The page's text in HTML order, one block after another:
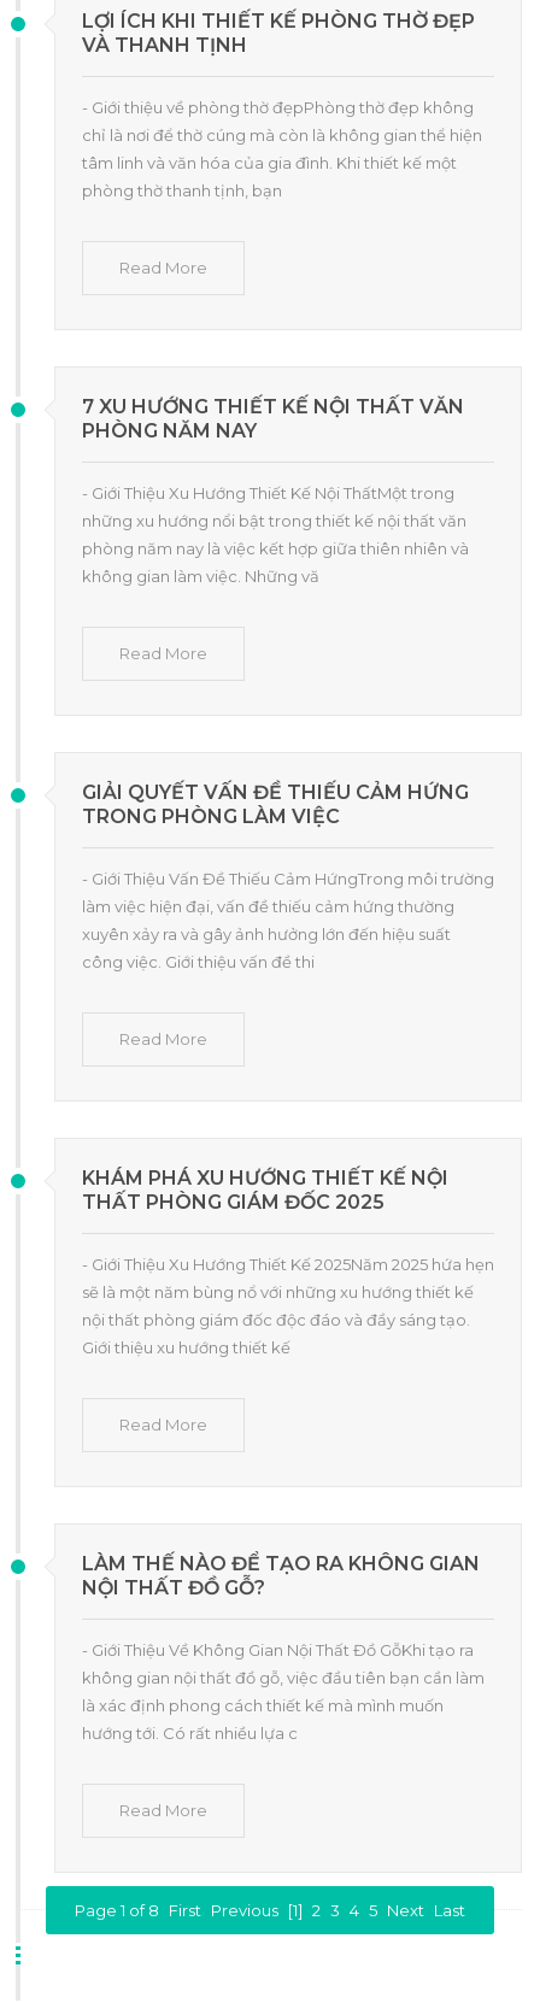
LỢI ÍCH KHI THIẾT KẾ PHÒNG THỜ ĐẸP
VÀ THANH TỊNH
- Giới thiệu về phòng thờ đẹpPhòng thờ đẹp không
chỉ là nơi để thờ cúng mà còn là không gian thể hiện
tâm linh và văn hóa của gia đình. Khi thiết kế một
phòng thờ thanh tịnh, bạn
Read More
7 XU HƯỚNG THIẾT KẾ NỘI THẤT VĂN
PHÒNG NĂM NAY
- Giới Thiệu Xu Hướng Thiết Kế Nội ThấtMột trong
những xu hướng nổi bật trong thiết kế nội thất văn
phòng năm nay là việc kết hợp giữa thiên nhiên và
không gian làm việc. Những vă
Read More
GIẢI QUYẾT VẤN ĐỀ THIẾU CẢM HỨNG
TRONG PHÒNG LÀM VIỆC
- Giới Thiệu Vấn Đề Thiếu Cảm HứngTrong môi trường
làm việc hiện đại, vấn đề thiếu cảm hứng thường
xuyên xảy ra và gây ảnh hưởng lớn đến hiệu suất
công việc. Giới thiệu vấn đề thi
Read More
KHÁM PHÁ XU HƯỚNG THIẾT KẾ NỘI
THẤT PHÒNG GIÁM ĐỐC 2025
- Giới Thiệu Xu Hướng Thiết Kế 2025Năm 2025 hứa hẹn
sẽ là một năm bùng nổ với những xu hướng thiết kế
nội thất phòng giám đốc độc đáo và đầy sáng tạo.
Giới thiệu xu hướng thiết kế
Read More
LÀM THẾ NÀO ĐỂ TẠO RA KHÔNG GIAN
NỘI THẤT ĐỒ GỖ?
- Giới Thiệu Về Không Gian Nội Thất Đồ GỗKhi tạo ra
không gian nội thất đồ gỗ, việc đầu tiên bạn cần làm
là xác định phong cách thiết kế mà mình muốn
hướng tới. Có rất nhiều lựa c
Read More
Page 1 of 8 First Previous [1] 2 3 4 5 Next Last